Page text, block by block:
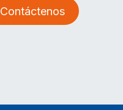
Contáctenos